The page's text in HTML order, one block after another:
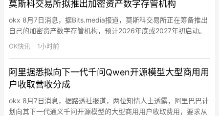
采集与分析、强化学习、具身本体模型、核心零部件自研与高性
能…
莫斯科交易所拟推出加密资产数字存管机构
okx 8月7日消息，据Bits.media报道，莫斯科交易所正在筹备推出
自己的加密资产数字存管机构，预计2026年底或2027年初启动。
该项目将作为独立基础设施运行，不隶属于现有平台，也不纳入国
家结算存管机构。目前格式尚未最终确定，相关讨论仍在进行中。
莫斯科交易所的数字存管库，或自建加密资产基础设施…
OK快讯 1小时前
阿里据悉拟向下一代千问Qwen开源模型大型商用用
户收取营收分成
okx 8月7日消息，据路透社报道，两位知情人士透露，阿里巴巴计
划向其下一代通义千问开源模型的大型商用用户收取费用，要求从